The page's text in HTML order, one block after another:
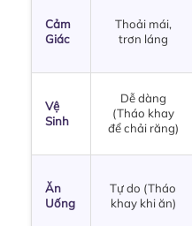
Cảm
Giác
Thoải mái,
trơn láng
Vệ
Sinh
Dễ dàng
(Tháo khay
để chải răng)
Ăn
Uống
Tự do (Tháo
khay khi ăn)